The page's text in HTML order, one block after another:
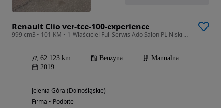
Renault Clio ver-tce-100-experience
999 cm3 • 101 KM • 1-Właściciel Full Serwis Ado Salon PL Niski Przebieg !!
62 123 km Benzyna
Manualna
2019
Jelenia Góra (Dolnośląskie)
Firma • Podbite